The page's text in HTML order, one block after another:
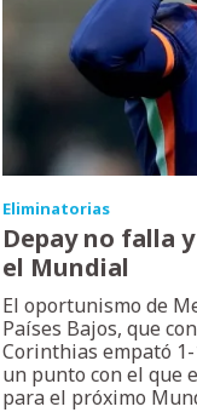
Eliminatorias
Depay no falla
el Mundial
El oportunismo de
Países Bajos, que
Corinthias empató
un punto con el que
para el próximo